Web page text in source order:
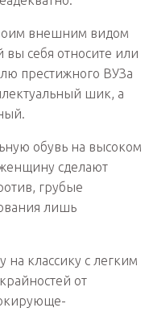
внешним видом
вы себя относите или
престижного ВУЗа
шик, а
обувь на высоком
сделают
грубые
лишь
на классику с легким
от